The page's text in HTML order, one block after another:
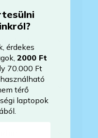
a
érdekes
2000 Ft
70.000 Ft
térő
laptopok